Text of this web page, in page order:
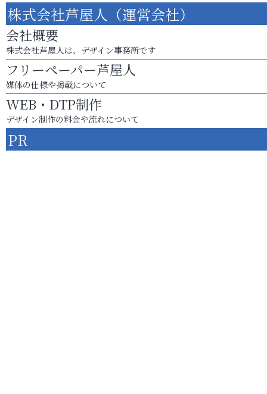
株式会社芦屋人（運営会社）
会社概要
株式会社芦屋人は、デザイン事務所です
フリーペーパー芦屋人
媒体の仕様や掲載について
WEB・DTP制作
デザイン制作の料金や流れについて
PR